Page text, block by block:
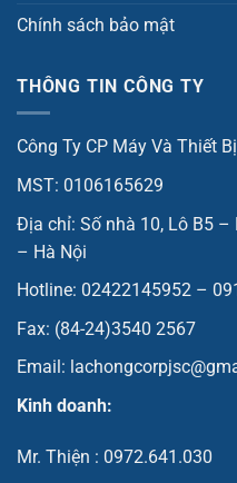
Chính sách bảo mật
THÔNG TIN CÔNG TY
Công Ty CP Máy Và Thiết
MST: 0106165629
Địa chỉ: Số nhà 10, Lô B5
– Hà Nội
Hotline: 02422145952 –
Fax: (84-24)3540 2567
Email:
Kinh doanh:
Mr. Thiện : 0972.641.030